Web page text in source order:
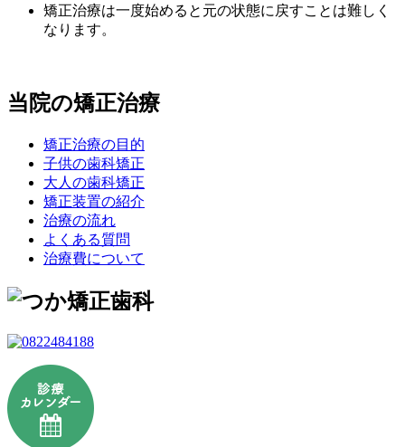
矯正治療は一度始めると元の状態に戻すことは難しく
なります。
当院の矯正治療
矯正治療の目的
子供の歯科矯正
大人の歯科矯正
矯正装置の紹介
治療の流れ
よくある質問
治療費について